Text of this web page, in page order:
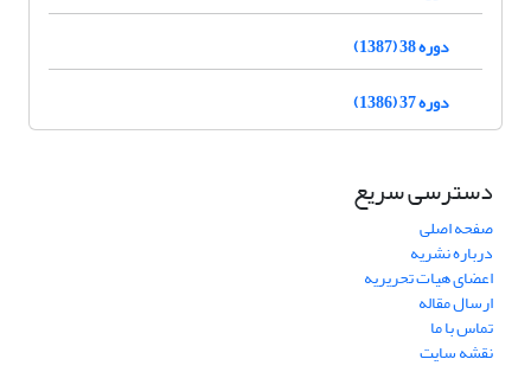
دوره 38 (1387)
دوره 37 (1386)
دسترسی سریع
صفحه اصلی
درباره نشریه
اعضای هیات تحریریه
ارسال مقاله
تماس با ما
نقشه سایت